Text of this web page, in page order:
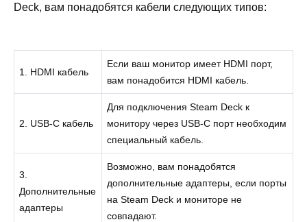
Deck, вам понадобятся кабели следующих типов:
1. HDMI кабель
Если ваш монитор имеет HDMI порт,
вам понадобится HDMI кабель.
2. USB-C кабель
Для подключения Steam Deck к
монитору через USB-C порт необходим
специальный кабель.
3.
Дополнительные
адаптеры
Возможно, вам понадобятся
дополнительные адаптеры, если порты
на Steam Deck и мониторе не
совпадают.